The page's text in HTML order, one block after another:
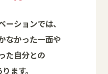
ションでは、
なかった一面や
た自分との
ます。